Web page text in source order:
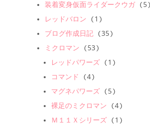
装着変身仮面ライダークウガ (5)
レッドバロン (1)
ブログ作成日記 (35)
ミクロマン (53)
レッドパワーズ (1)
コマンド
(4)
マグネパワーズ (5)
裸足のミクロマン (4)
Ｍ１１Ｘシリーズ (1)